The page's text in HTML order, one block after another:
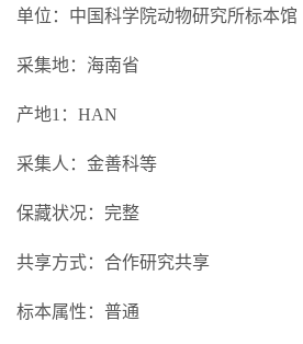
单位：中国科学院动物研究所标本馆
采集地：海南省
产地1：HAN
采集人：金善科等
保藏状况：完整
共享方式：合作研究共享
标本属性：普通